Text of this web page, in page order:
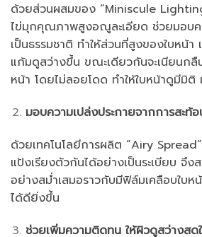
ด้วยส่วนผสมของ “Miniscule
ไข่มุกคุณภาพสูงอณูละเอียด ช่วยมอบค
เป็นธรรมชาติ ทำให้ส่วนที่สูงของใบหน้า
แก้มดูสว่างขึ้น ขณะเดียวกันจะเนียนก
หน้า โดยไม่ลอยโดด ทำให้ใบหน้าดูมีมิ
มอบความเปล่งประกายจากการสะท้
ด้วยเทคโนโลยีการผลิต “Airy
แป้งเรียงตัวกันได้อย่างเป็นระเบียบ จึง
อย่างสม่ำเสมอราวกับมีฟิล์มเคลือบใบห
ได้ดียิ่งขึ้น
ช่วยเพิ่มความติดทน ให้ผิวดูสว่างสด